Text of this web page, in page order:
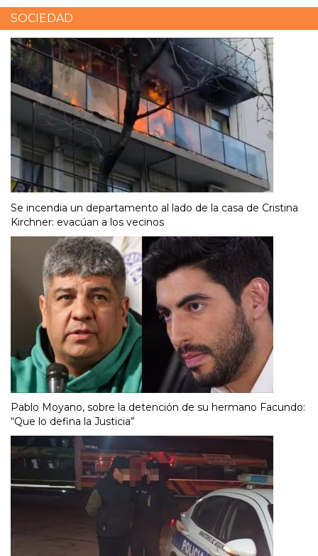
SOCIEDAD
Se incendia un departamento al lado de la casa de Cristina
Kirchner: evacúan a los vecinos
Pablo Moyano, sobre la detención de su hermano Facundo:
“Que lo defina la Justicia”